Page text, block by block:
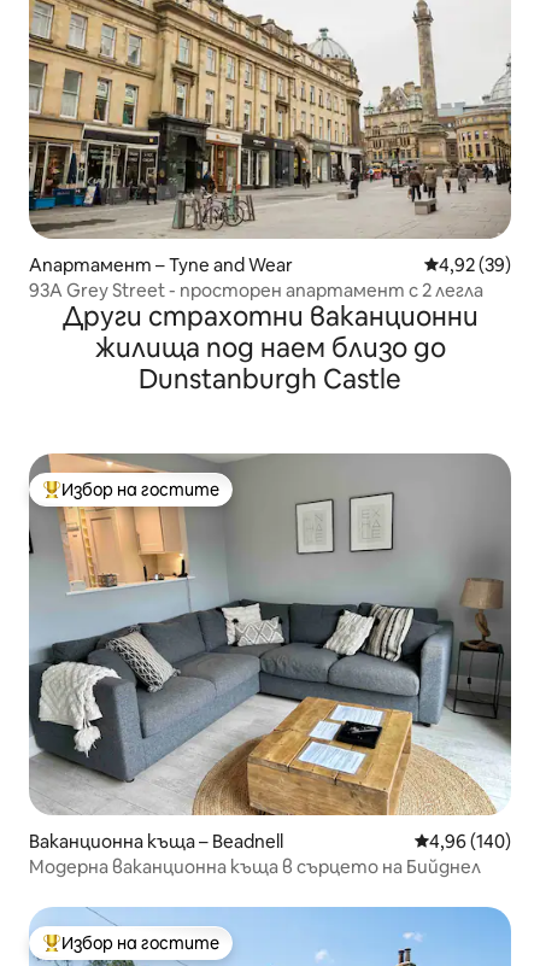
Апартамент – Tyne and Wear Средна
4,92 (39)
93A Grey Street - просторен апартамент с 2 легла
Други страхотни ваканционни
жилища под наем близо до
Dunstanburgh Castle
Най-популярен избор на гостите
Избор на гостите
Ваканционна къща – Beadnell Средна
4,96 (140)
Модерна ваканционна къща в сърцето на Бийднел
Най-популярен избор на гостите
Избор на гостите